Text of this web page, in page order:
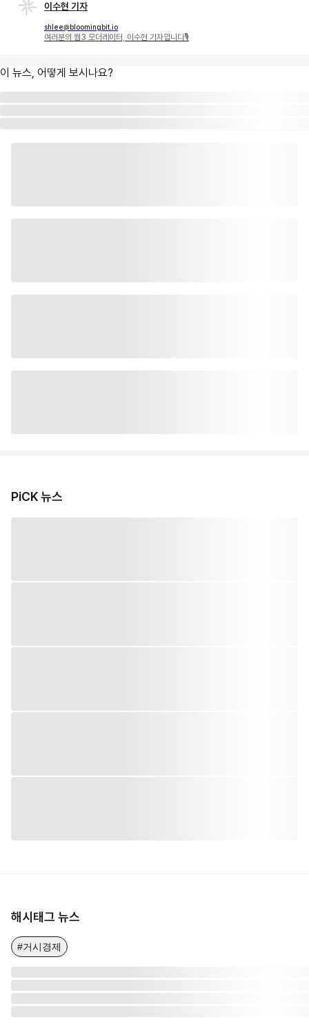
이수현 기자
shlee@bloomingbit.io
여러분의 웹3 모더레이터, 이수현 기자입니다🎙
이 뉴스, 어떻게 보시나요?
PiCK 뉴스
해시태그 뉴스
#거시경제